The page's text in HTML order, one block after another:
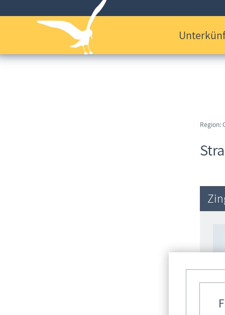
Region: